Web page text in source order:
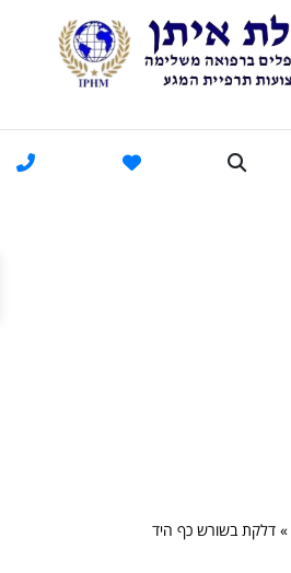
» דלקת בשורש כף היד